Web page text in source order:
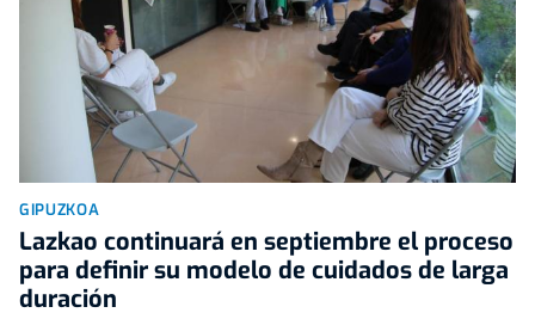
GIPUZKOA
Lazkao continuará en septiembre el proceso
para definir su modelo de cuidados de larga
duración